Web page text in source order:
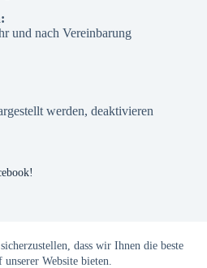
dass wir Ihnen die beste
Website bieten.
und nach Vereinbarung
werden, deaktivieren